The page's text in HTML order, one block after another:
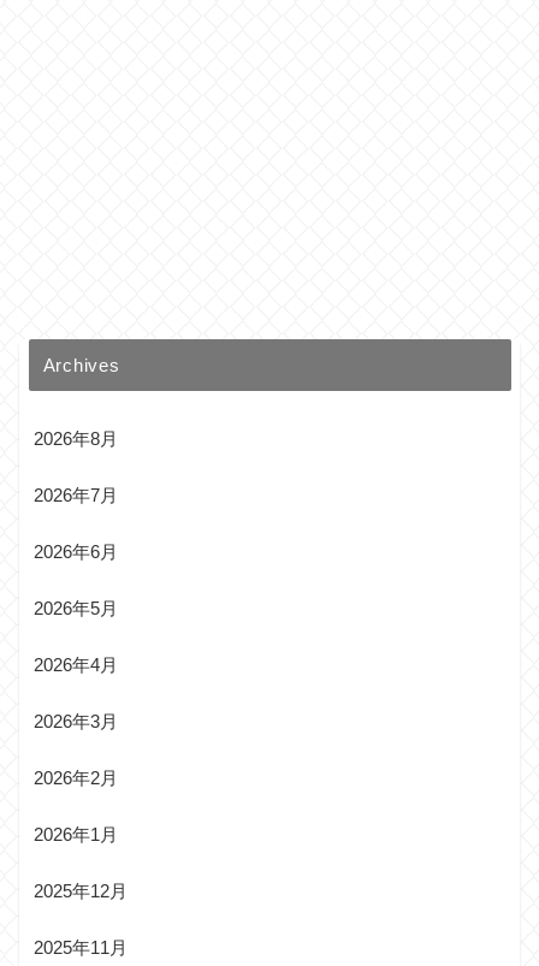
Archives
2026年8月
2026年7月
2026年6月
2026年5月
2026年4月
2026年3月
2026年2月
2026年1月
2025年12月
2025年11月